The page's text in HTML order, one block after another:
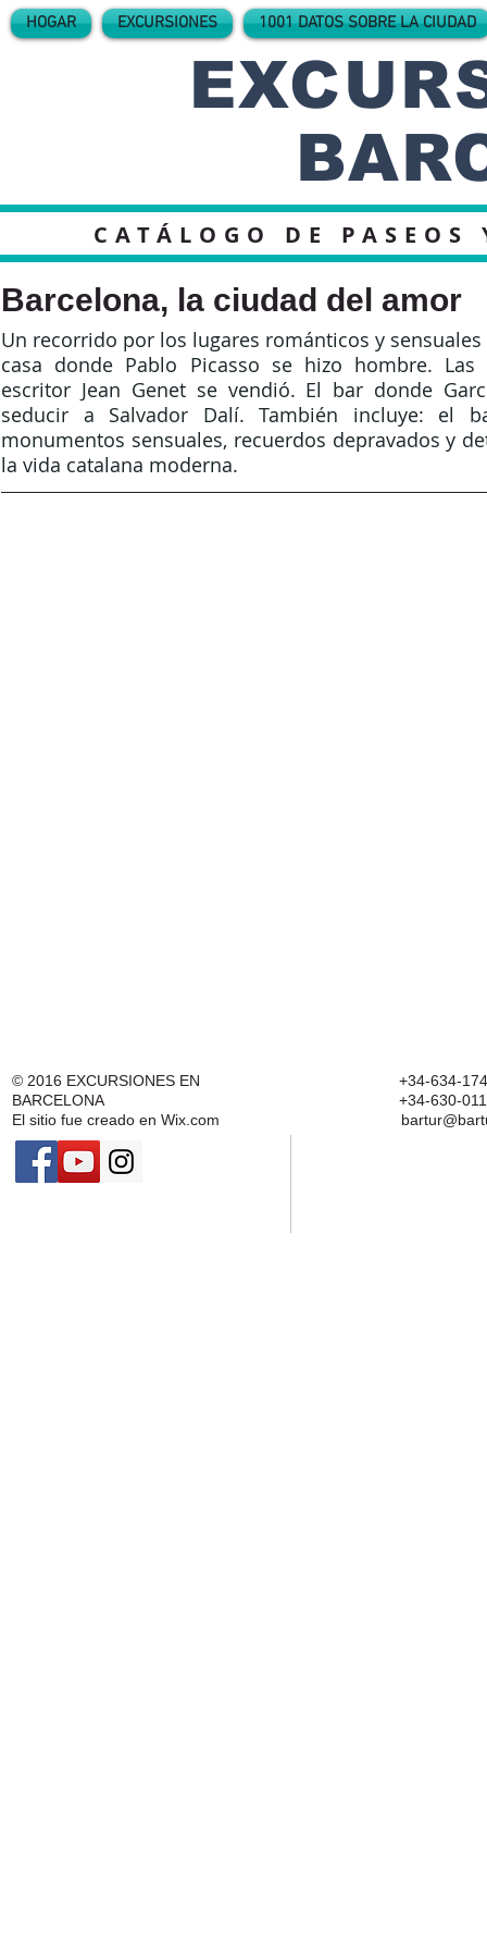
HOGAR EXCURSIONES 1001 DATOS SOBRE LA CIUDAD
CATÁLOGO DE
Barcelona, la ciudad del amor
Un recorrido por los lugares románticos y sensuales
casa donde Pablo Picasso se hizo hombre.
escritor Jean Genet se vendió. El bar donde
seducir a Salvador Dalí. También incluye: el
monumentos sensuales, recuerdos depravados y
la vida catalana moderna.
© 2016 EXCURSIONES EN
BARCELONA
El sitio fue creado en Wix.com
+34-634-
+34-630-